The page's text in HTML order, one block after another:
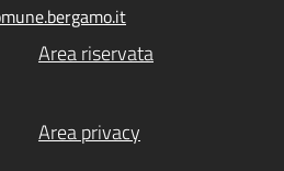
Area riservata
Area privacy